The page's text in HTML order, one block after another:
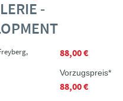
-
88,00 €
Vorzugspreis*
88,00 €